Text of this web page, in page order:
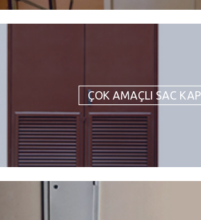
ÇOK AMAÇLI SAC